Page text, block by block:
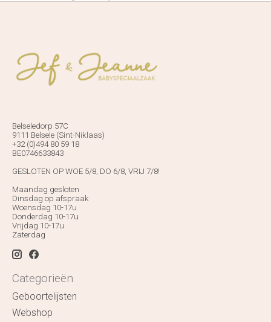
Belseledorp 57C
9111 Belsele (Sint-Niklaas)
+32 (0)494 80 59 18
BE0746633843
GESLOTEN OP WOE 5/8, DO 6/8, VRIJ 7/8!
Maandag gesloten
Dinsdag op afspraak
Woensdag 10-17u
Donderdag 10-17u
Vrijdag 10-17u
Zaterdag
Categorieën
Geboortelijsten
Webshop